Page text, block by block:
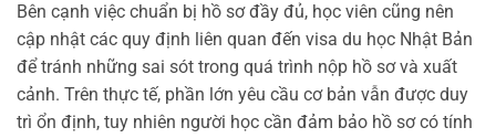
Bên cạnh việc chuẩn bị hồ sơ đầy đủ, học viên cũng nên
cập nhật các quy định liên quan đến visa du học Nhật Bản
để tránh những sai sót trong quá trình nộp hồ sơ và xuất
cảnh. Trên thực tế, phần lớn yêu cầu cơ bản vẫn được duy
trì ổn định, tuy nhiên người học cần đảm bảo hồ sơ có tính